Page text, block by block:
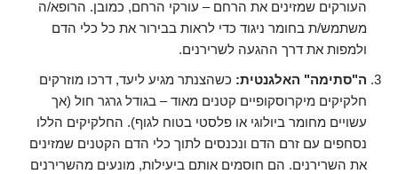
העורקים שמזינים את הרחם – עורקי הרחם, כמובן. הרופא/ה
משתמש/ת בחומר ניגוד כדי לראות בבירור את כל כלי הדם
ולמפות את דרך ההגעה לשרירנים.
ה"סתימה" האלגנטית: כשהצנתר מגיע ליעד, דרכו מוזרקים
חלקיקים מיקרוסקופיים קטנים מאוד – בגודל גרגר חול (אך
עשויים מחומר ביולוגי או פלסטי בטוח לגוף). החלקיקים הללו
נסחפים עם זרם הדם ונכנסים לתוך כלי הדם הקטנים שמזינים
את השרירנים. הם חוסמים אותם ביעילות, מונעים מהשרירנים